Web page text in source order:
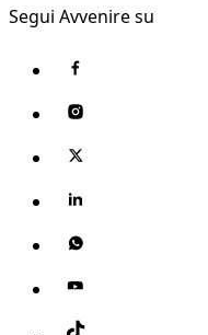
Segui Avvenire su